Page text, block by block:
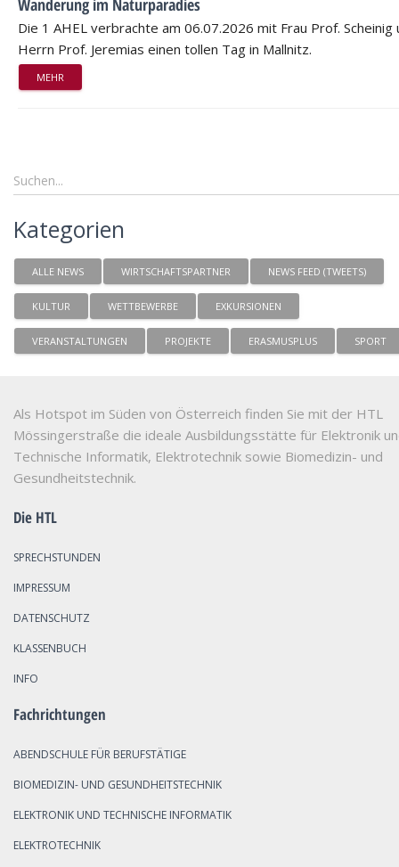
Wanderung im Naturparadies
Die 1 AHEL verbrachte am 06.07.2026 mit Frau Prof. Scheinig
Herrn Prof. Jeremias einen tollen Tag in Mallnitz.
MEHR
Kategorien
ALLE NEWS WIRTSCHAFTSPARTNER NEWS FEED (TWEETS)
KULTUR WETTBEWERBE EXKURSIONEN
VERANSTALTUNGEN PROJEKTE ERASMUSPLUS SPORT
Als Hotspot im Süden von Österreich finden Sie mit der HTL
Mössingerstraße die ideale Ausbildungsstätte für Elektronik
Technische Informatik, Elektrotechnik sowie Biomedizin- und
Gesundheitstechnik.
Die HTL
SPRECHSTUNDEN
IMPRESSUM
DATENSCHUTZ
KLASSENBUCH
INFO
Fachrichtungen
ABENDSCHULE FÜR BERUFSTÄTIGE
BIOMEDIZIN- UND GESUNDHEITSTECHNIK
ELEKTRONIK UND TECHNISCHE INFORMATIK
ELEKTROTECHNIK